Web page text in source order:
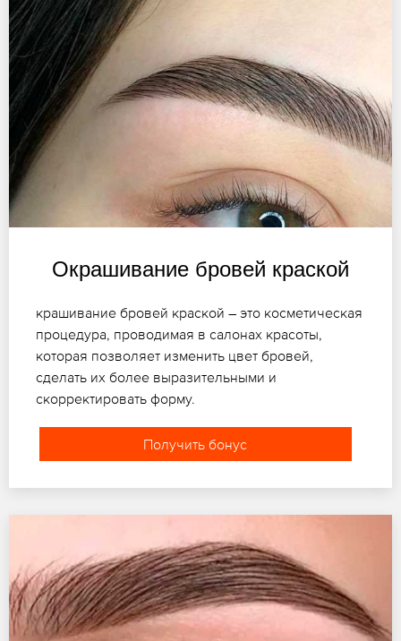
Окрашивание бровей краской
крашивание бровей краской – это косметическая
процедура, проводимая в салонах красоты,
которая позволяет изменить цвет бровей,
сделать их более выразительными и
скорректировать форму.
Получить бонус